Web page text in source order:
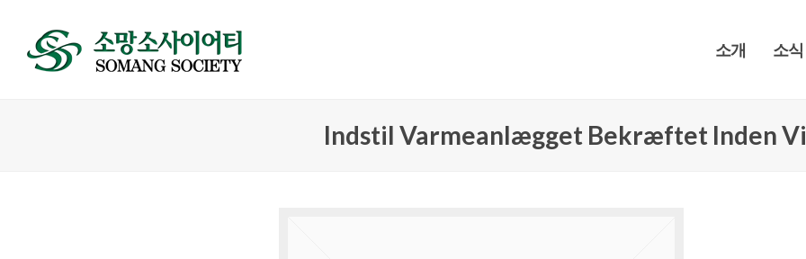
소개 소식
Indstil Varmeanlægget Bekræftet Inden